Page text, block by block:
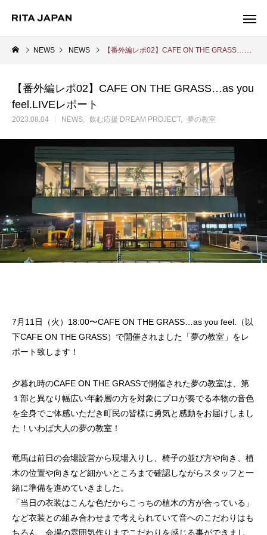
Warning
/export/sd214/www/jp/r/e/gmoserver/2/5/sd0942025/
Warning
/export/sd214/
NEWS NEWS 【番外編レポ02】CAFE ON THE GRASS…as you feel.LIVEレポート
【番外編レポ02】CAFE ON THE GRASS…as you
feel.LIVEレポート
2023.08.04 NEWS 飲む応援 DREAM PROJECT 夢の教室
7月11日（火）18:00〜CAFE ON THE GRASS…as you feel.（以
下CAFE ON THE GRASS）で開催されました「夢の教室」をレ
ポート致します！
夕暮れ時のCAFE ON THE GRASSで開催された夢の教室は、第
１部と異なり幅広い年齢層の方を対象にプロが奏でる本物の音色
を全身でご体感いただき町民の皆様に勇気と感動をお届けしまし
た！いわば大人の夢の教室！
竜馬は前日の会場設営から現場入りし、椅子の並び方や向き、植
木の位置や向きなど細かいところまで確認しながらスタッフと一
緒に準備を進めていきました。
「当日の衣装はこんな色だからこっちの植木の方が合っている」
など衣装との組み合わせまで考えられていて音へのこだわりはも
ちろん、会場の雰囲気作りまでこだわりを感じる事ができまし